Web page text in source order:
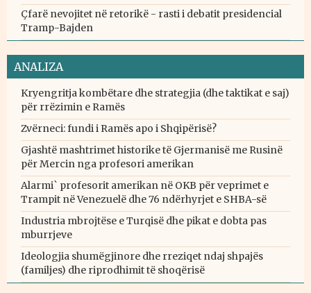
Çfarë nevojitet në retorikë - rasti i debatit presidencial
Tramp-Bajden
ANALIZA
Kryengritja kombëtare dhe strategjia (dhe taktikat e saj)
për rrëzimin e Ramës
Zvërneci: fundi i Ramës apo i Shqipërisë?
Gjashtë mashtrimet historike të Gjermanisë me Rusinë
për Mercin nga profesori amerikan
Alarmi` profesorit amerikan në OKB për veprimet e
Trampit në Venezuelë dhe 76 ndërhyrjet e SHBA-së
Industria mbrojtëse e Turqisë dhe pikat e dobta pas
mburrjeve
Ideologjia shumëgjinore dhe rreziqet ndaj shpajës
(familjes) dhe riprodhimit të shoqërisë